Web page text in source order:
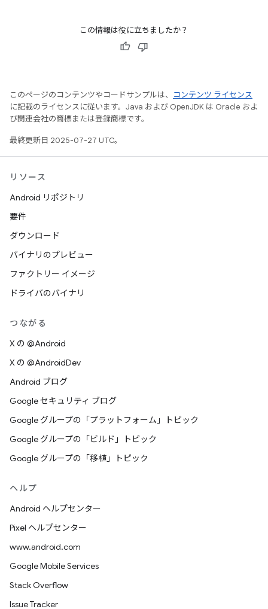
この情報は役に立ちましたか？
このページのコンテンツやコードサンプルは、
コンテンツ ライセンス
に記載のライセンスに従います。Java および OpenJDK は Oracle およ
び関連会社の商標または登録商標です。
最終更新日 2025-07-27 UTC。
リソース
Android リポジトリ
要件
ダウンロード
バイナリのプレビュー
ファクトリー イメージ
ドライバのバイナリ
つながる
X の @Android
X の @AndroidDev
Android ブログ
Google セキュリティ ブログ
Google グループの「プラットフォーム」トピック
Google グループの「ビルド」トピック
Google グループの「移植」トピック
ヘルプ
Android ヘルプセンター
Pixel ヘルプセンター
www.android.com
Google Mobile Services
Stack Overflow
Issue Tracker